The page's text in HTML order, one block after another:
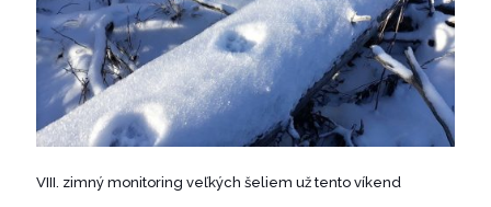
VIII. zimný monitoring veľkých šeliem už tento víkend